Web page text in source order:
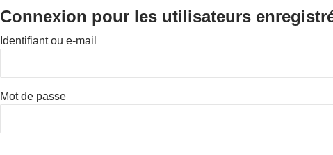
Connexion pour les utilisateurs
Identifiant ou e-mail
Mot de passe